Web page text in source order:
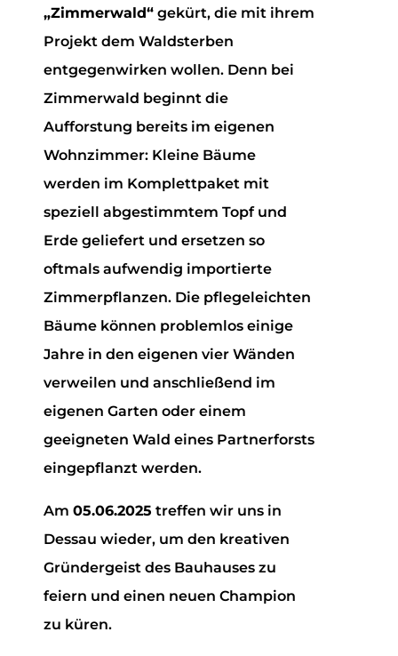
„Zimmerwald“ gekürt, die mit ihrem
Projekt dem Waldsterben
entgegenwirken wollen. Denn bei
Zimmerwald beginnt die
Aufforstung bereits im eigenen
Wohnzimmer: Kleine Bäume
werden im Komplettpaket mit
speziell abgestimmtem Topf und
Erde geliefert und ersetzen so
oftmals aufwendig importierte
Zimmerpflanzen. Die pflegeleichten
Bäume können problemlos einige
Jahre in den eigenen vier Wänden
verweilen und anschließend im
eigenen Garten oder einem
geeigneten Wald eines Partnerforsts
eingepflanzt werden.
Am05.06.2025 treffen wir uns in
Dessau wieder, um den kreativen
Gründergeist des Bauhauses zu
feiern und einen neuen Champion
zu küren.